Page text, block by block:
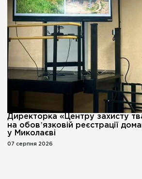
Директорка «Центру захисту
на обовʼязковій реєстрації
у Миколаєві
07 серпня 2026